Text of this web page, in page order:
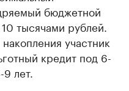
бюджетной
тысячами рублей.
участник
кредит под 6-
лет.